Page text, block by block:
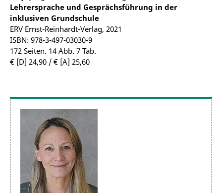
Lehrersprache und Gesprächsführung in der
inklusiven Grundschule
ERV Ernst-Reinhardt-Verlag, 2021
ISBN: 978-3-497-03030-9
172 Seiten. 14 Abb. 7 Tab.
€ [D] 24,90 / € [A] 25,60